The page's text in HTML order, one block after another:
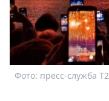
Фото: пресс-служба Т2